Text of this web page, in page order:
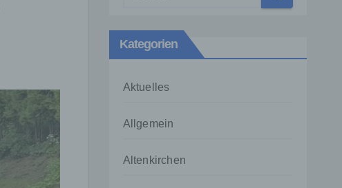
Kategorien
Aktuelles
Allgemein
Altenkirchen